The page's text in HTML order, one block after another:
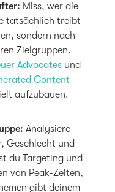
Miss, wer die
tatsächlich treibt –
sondern nach
Zielgruppen.
Advocates und
Content
aufzubauen.
Analysiere
Geschlecht und
du Targeting und
von Peak-Zeiten,
gibt deinem